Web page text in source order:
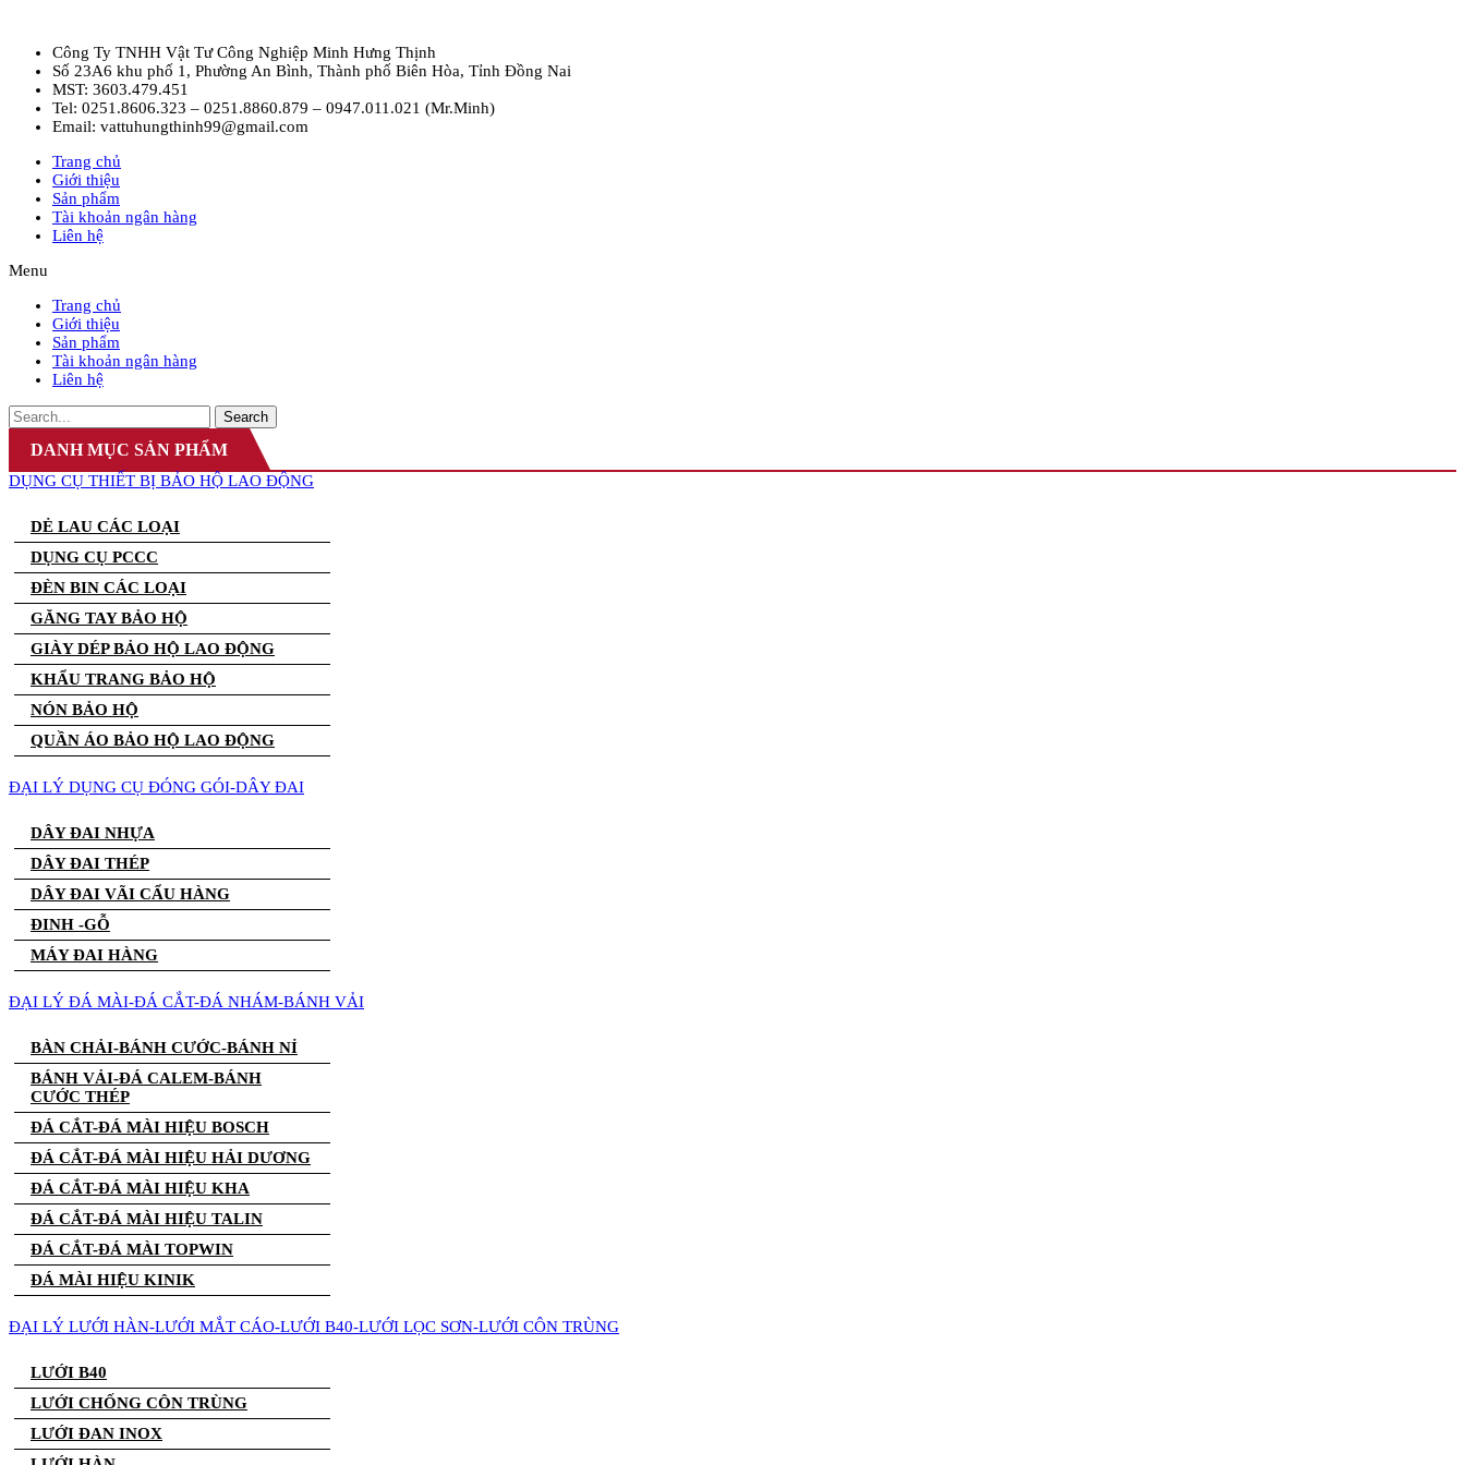
Công Ty TNHH Vật Tư Công Nghiệp Minh Hưng Thịnh
Số 23A6 khu phố 1, Phường An Bình, Thành phố Biên Hòa, Tỉnh Đồng Nai
MST: 3603.479.451
Tel: 0251.8606.323 – 0251.8860.879 – 0947.011.021 (Mr.Minh)
Email: vattuhungthinh99@gmail.com
Trang chủ
Giới thiệu
Sản phẩm
Tài khoản ngân hàng
Liên hệ
Menu
Trang chủ
Giới thiệu
Sản phẩm
Tài khoản ngân hàng
Liên hệ
Search
DANH MỤC SẢN PHẨM
DỤNG CỤ THIẾT BỊ BẢO HỘ LAO ĐỘNG
DẺ LAU CÁC LOẠI
DỤNG CỤ PCCC
ĐÈN BIN CÁC LOẠI
GĂNG TAY BẢO HỘ
GIÀY DÉP BẢO HỘ LAO ĐỘNG
KHẨU TRANG BẢO HỘ
NÓN BẢO HỘ
QUẦN ÁO BẢO HỘ LAO ĐỘNG
ĐẠI LÝ DỤNG CỤ ĐÓNG GÓI-DÂY ĐAI
DÂY ĐAI NHỰA
DÂY ĐAI THÉP
DÂY ĐAI VÃI CẨU HÀNG
ĐINH -GỖ
MÁY ĐAI HÀNG
ĐẠI LÝ ĐÁ MÀI-ĐÁ CẮT-ĐÁ NHÁM-BÁNH VẢI
BÀN CHẢI-BÁNH CƯỚC-BÁNH NỈ
BÁNH VẢI-ĐÁ CALEM-BÁNH
CƯỚC THÉP
ĐÁ CẮT-ĐÁ MÀI HIỆU BOSCH
ĐÁ CẮT-ĐÁ MÀI HIỆU HẢI DƯƠNG
ĐÁ CẮT-ĐÁ MÀI HIỆU KHA
ĐÁ CẮT-ĐÁ MÀI HIỆU TALIN
ĐÁ CẮT-ĐÁ MÀI TOPWIN
ĐÁ MÀI HIỆU KINIK
ĐẠI LÝ LƯỚI HÀN-LƯỚI MẮT CÁO-LƯỚI B40-LƯỚI LỌC SƠN-LƯỚI CÔN TRÙNG
LƯỚI B40
LƯỚI CHỐNG CÔN TRÙNG
LƯỚI ĐAN INOX